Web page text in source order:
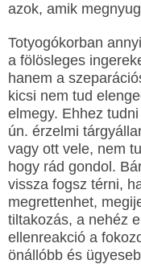
azok, amik
Totyogókorban
a fölösleges
hanem a
kicsi nem tud
elmegy. Ehhez
ún. érzelmi
vagy ott vele, nem
hogy rád gondol.
vissza fogsz térni,
megrettenhet,
tiltakozás, a nehéz
ellenreakció a
önállóbb és